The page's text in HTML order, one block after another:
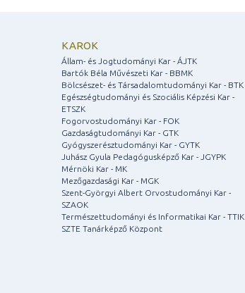
KAROK
Állam- és Jogtudományi Kar - ÁJTK
Bartók Béla Művészeti Kar - BBMK
Bölcsészet- és Társadalomtudományi Kar - BTK
Egészségtudományi és Szociális Képzési Kar -
ETSZK
Fogorvostudományi Kar - FOK
Gazdaságtudományi Kar - GTK
Gyógyszerésztudományi Kar - GYTK
Juhász Gyula Pedagógusképző Kar - JGYPK
Mérnöki Kar - MK
Mezőgazdasági Kar - MGK
Szent-Györgyi Albert Orvostudományi Kar -
SZAOK
Természettudományi és Informatikai Kar - TTIK
SZTE Tanárképző Központ